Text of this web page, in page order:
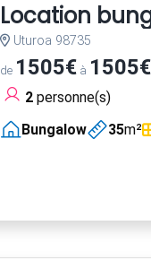
Location
Uturoa 98735
de 1505€à 1505€
2personne(s)
Bungalow
35m²